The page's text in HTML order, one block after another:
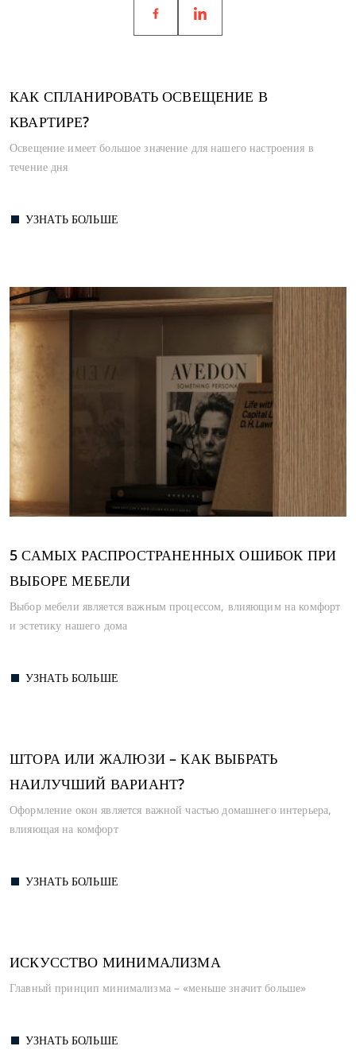
КАК СПЛАНИРОВАТЬ ОСВЕЩЕНИЕ В
КВАРТИРЕ?
Освещение имеет большое значение для нашего настроения в
течение дня
УЗНАТЬ БОЛЬШЕ
5 САМЫХ РАСПРОСТРАНЕННЫХ ОШИБОК ПРИ
ВЫБОРЕ МЕБЕЛИ
Выбор мебели является важным процессом, влияющим на комфорт
и эстетику нашего дома
УЗНАТЬ БОЛЬШЕ
ШТОРА ИЛИ ЖАЛЮЗИ – КАК ВЫБРАТЬ
НАИЛУЧШИЙ ВАРИАНТ?
Оформление окон является важной частью домашнего интерьера,
влияющая на комфорт
УЗНАТЬ БОЛЬШЕ
ИСКУССТВО МИНИМАЛИЗМА
Главный принцип минимализма – «меньше значит больше»
УЗНАТЬ БОЛЬШЕ